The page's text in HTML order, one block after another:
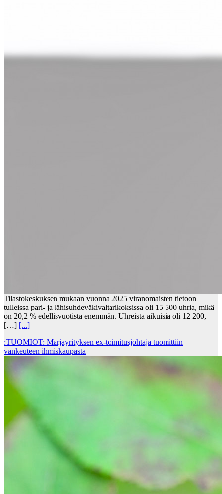
Tilastokeskuksen mukaan vuonna 2025 viranomaisten tietoon
tulleissa pari- ja lähisuhdeväkivaltarikoksissa oli 15 500 uhria, mikä
on 20,2 % edellisvuotista enemmän. Uhreista aikuisia oli 12 200,
[…] [...]
:TUOMIOT: Marjayrityksen ex-toimitusjohtaja tuomittiin
vankeuteen ihmiskaupasta